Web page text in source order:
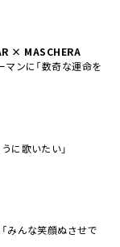
× MASCHERA
マンに「数奇な運命を
に歌いたい」
みんな笑顔ぬさせで